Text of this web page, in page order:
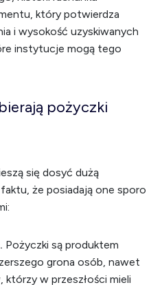
który potwierdza
i wysokość uzyskiwanych
instytucje mogą tego
pożyczki
się dosyć dużą
że posiadają one sporo
Pożyczki są produktem
grona osób, nawet
w przeszłości mieli